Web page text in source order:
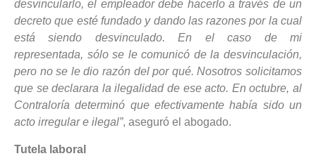
desvincularlo, el empleador debe hacerlo a través de un
decreto que esté fundado y dando las razones por la cual
está siendo desvinculado. En el caso de mi
representada, sólo se le comunicó de la desvinculación,
pero no se le dio razón del por qué. Nosotros solicitamos
que se declarara la ilegalidad de ese acto. En octubre, al
Contraloría determinó que efectivamente había sido un
acto irregular e ilegal”, aseguró el abogado.
Tutela laboral